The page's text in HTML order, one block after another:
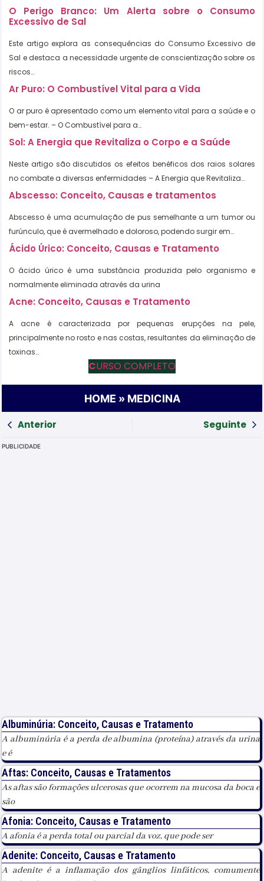
O Perigo Branco: Um Alerta sobre o Consumo
Excessivo de Sal
Este artigo explora as consequências do Consumo Excessivo de
Sal e destaca a necessidade urgente de conscientização sobre os
riscos…
Ar Puro: O Combustível Vital para a Vida
O ar puro é apresentado como um elemento vital para a saúde e o
bem-estar. – O Combustível para a…
Sol: A Energia que Revitaliza o Corpo e a Saúde
Neste artigo são discutidos os efeitos benéficos dos raios solares
no combate a diversas enfermidades – A Energia que Revitaliza…
Abscesso: Conceito, Causas e tratamentos
Abscesso é uma acumulação de pus semelhante a um tumor ou
furúnculo, que é avermelhado e doloroso, podendo surgir em…
Ácido Úrico: Conceito, Causas e Tratamento
O ácido úrico é uma substância produzida pelo organismo e
normalmente eliminada através da urina
Acne: Conceito, Causas e Tratamento
A acne é caracterizada por pequenas erupções na pele,
principalmente no rosto e nas costas, resultantes da eliminação de
toxinas…
CURSO COMPLETO
HOME » MEDICINA
Anterior Seguinte
PUBLICIDADE
Albuminúria: Conceito, Causas e Tratamento
A albuminúria é a perda de albumina (proteína) através da urina
e é
Aftas: Conceito, Causas e Tratamentos
As aftas são formações ulcerosas que ocorrem na mucosa da boca e
são
Afonia: Conceito, Causas e Tratamento
A afonia é a perda total ou parcial da voz, que pode ser
Adenite: Conceito, Causas e Tratamento
A adenite é a inflamação dos gânglios linfáticos, comumente